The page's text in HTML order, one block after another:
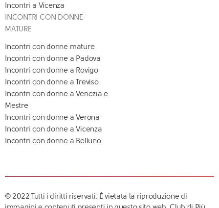
Incontri a Vicenza
INCONTRI CON DONNE
MATURE
Incontri con donne mature
Incontri con donne a Padova
Incontri con donne a Rovigo
Incontri con donne a Treviso
Incontri con donne a Venezia e
Mestre
Incontri con donne a Verona
Incontri con donne a Vicenza
Incontri con donne a Belluno
© 2022 Tutti i diritti riservati. È vietata la riproduzione di